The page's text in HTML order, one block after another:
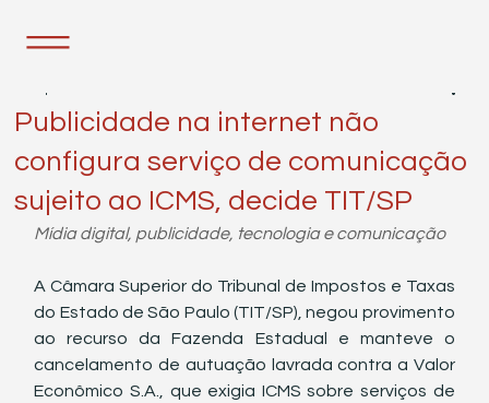
Publicidade na internet não
configura serviço de comunicação
sujeito ao ICMS, decide TIT/SP
Mídia digital, publicidade, tecnologia e comunicação
A Câmara Superior do Tribunal de Impostos e Taxas
do Estado de São Paulo (TIT/SP), negou provimento
ao recurso da Fazenda Estadual e manteve o
cancelamento de autuação lavrada contra a Valor
Econômico S.A., que exigia ICMS sobre serviços de